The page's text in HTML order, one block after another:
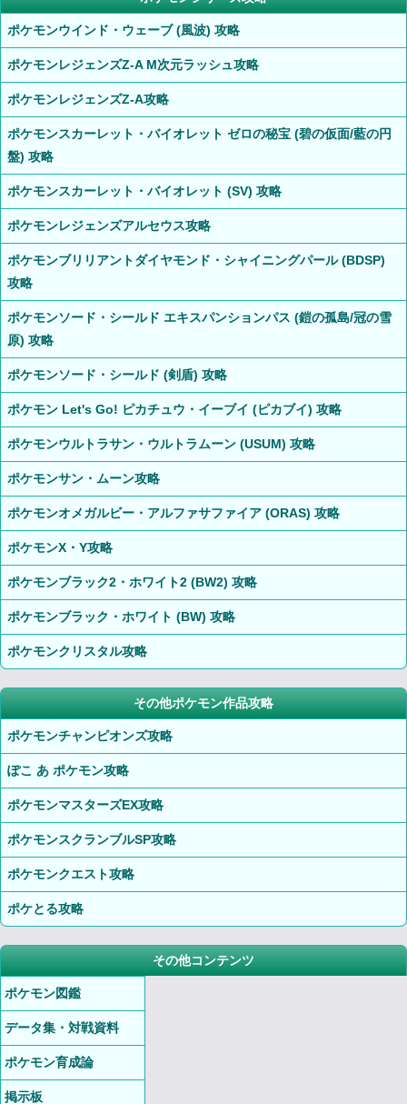
ポケモンウインド・ウェーブ (風波) 攻略
ポケモンレジェンズZ-A M次元ラッシュ攻略
ポケモンレジェンズZ-A攻略
ポケモンスカーレット・バイオレット ゼロの秘宝 (碧の仮面/藍の円
盤) 攻略
ポケモンスカーレット・バイオレット (SV) 攻略
ポケモンレジェンズアルセウス攻略
ポケモンブリリアントダイヤモンド・シャイニングパール (BDSP)
攻略
ポケモンソード・シールド エキスパンションパス (鎧の孤島/冠の雪
原) 攻略
ポケモンソード・シールド (剣盾) 攻略
ポケモン Let's Go! ピカチュウ・イーブイ (ピカブイ) 攻略
ポケモンウルトラサン・ウルトラムーン (USUM) 攻略
ポケモンサン・ムーン攻略
ポケモンオメガルビー・アルファサファイア (ORAS) 攻略
ポケモンX・Y攻略
ポケモンブラック2・ホワイト2 (BW2) 攻略
ポケモンブラック・ホワイト (BW) 攻略
ポケモンクリスタル攻略
その他ポケモン作品攻略
ポケモンチャンピオンズ攻略
ぽこ あ ポケモン攻略
ポケモンマスターズEX攻略
ポケモンスクランブルSP攻略
ポケモンクエスト攻略
ポケとる攻略
その他コンテンツ
ポケモン図鑑
データ集・対戦資料
ポケモン育成論
掲示板